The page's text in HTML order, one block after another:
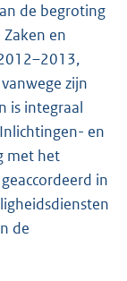
de begroting
en
zijn
is integraal
en
met het
in
de